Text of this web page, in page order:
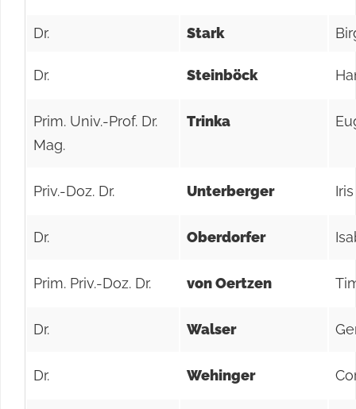
Dr. Stark
Dr. Steinböck
Prim. Univ.-Prof. Dr.
Mag.
Trinka
Priv.-Doz. Dr. Unterberger Iris
Dr. Oberdorfer
Prim. Priv.-Doz. Dr. von Oertzen
Dr. Walser
Dr. Wehinger